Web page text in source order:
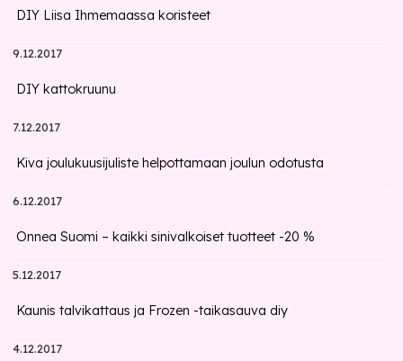
DIY Liisa Ihmemaassa koristeet
9.12.2017
DIY kattokruunu
7.12.2017
Kiva joulukuusijuliste helpottamaan joulun odotusta
6.12.2017
Onnea Suomi – kaikki sinivalkoiset tuotteet -20 %
5.12.2017
Kaunis talvikattaus ja Frozen -taikasauva diy
4.12.2017